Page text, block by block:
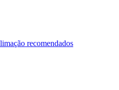
recomendados